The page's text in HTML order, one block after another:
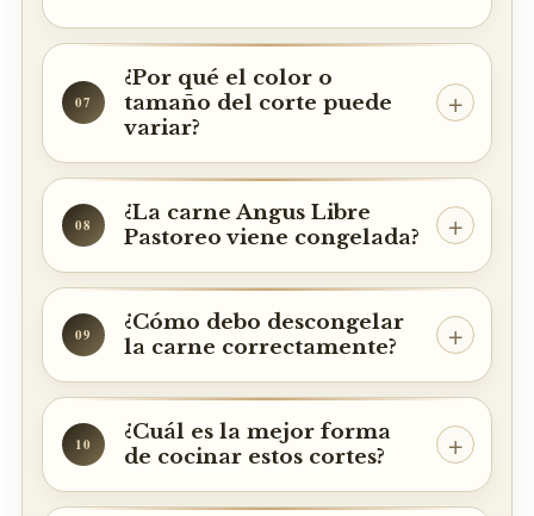
07
¿Por qué el color o
tamaño del corte puede
variar?
08
¿La carne Angus Libre
Pastoreo viene congelada?
09
¿Cómo debo descongelar
la carne correctamente?
10
¿Cuál es la mejor forma
de cocinar estos cortes?